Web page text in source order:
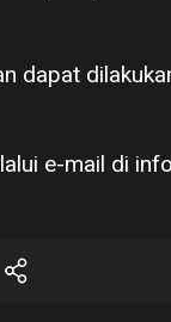
dapat
e-mail di